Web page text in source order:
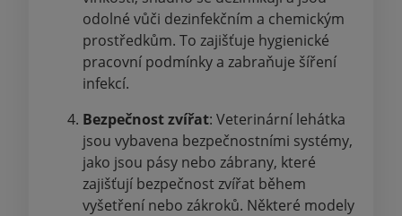
odolné vůči dezinfekčním a chemickým
prostředkům. To zajišťuje hygienické
pracovní podmínky a zabraňuje šíření
infekcí.
Bezpečnost zvířat: Veterinární lehátka
jsou vybavena bezpečnostními systémy,
jako jsou pásy nebo zábrany, které
zajišťují bezpečnost zvířat během
vyšetření nebo zákroků. Některé modely